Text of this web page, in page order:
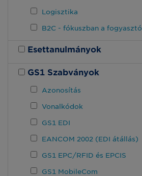
Logisztika
B2C - fókuszban a fogyasztó
Esettanulmányok
GS1 Szabványok
Azonosítás
Vonalkódok
GS1 EDI
EANCOM 2002 (EDI átállás)
GS1 EPC/RFID és EPCIS
GS1 MobileCom